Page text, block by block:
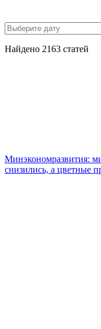
Найдено 2163 статей
Минэкономразвития:
снизились, а цветные